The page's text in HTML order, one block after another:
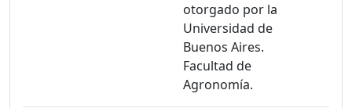
otorgado por la
Universidad de
Buenos Aires.
Facultad de
Agronomía.